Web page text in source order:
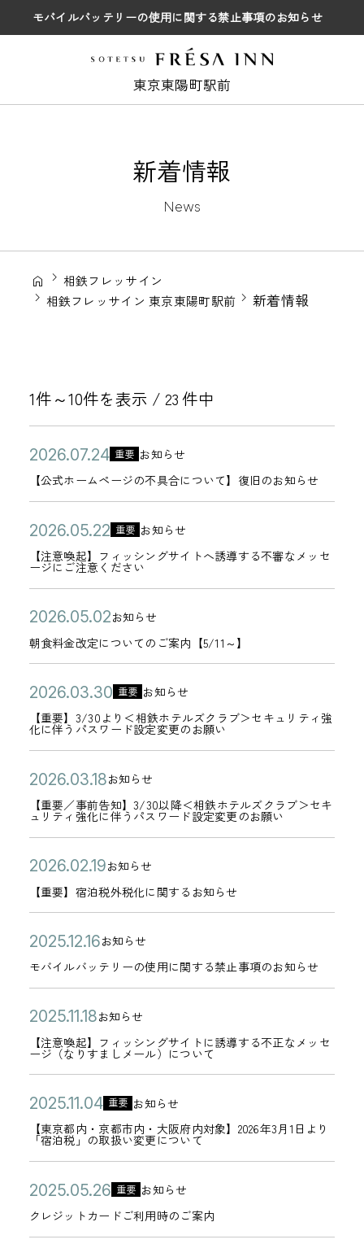
モバイルバッテリーの使用に関する禁止事項のお知らせ
東京東陽町駅前
新着情報
News
相鉄フレッサイン
相鉄フレッサイン 東京東陽町駅前
新着情報
1件～10件を表示 / 23件中
【公式ホームページの不具合について】復旧のお知らせ
公
開
日
2
0
2
6
年
0
7
月
2
4
日
カ
テ
リ
ー
重要 お知らせ
【
公
式
ホ
ー
ム
ペ
ー
ジ
の
不
具
合
つ
い
て
】
復
旧
お
知
ら
せ
【注意喚起】フィッシングサイトへ誘導する不審なメッセ
ージにご注意ください
公
開
日
2
0
年
0
5
月
2
2
カ
テ
ゴ
リ
ー
重要 お知らせ
【
注
意
起
】
フ
ィ
ッ
シ
グ
サ
イ
ト
へ
誘
導
す
る
審
な
メ
ッ
セ
ー
ジ
に
ご
注
朝食料金改定についてのご案内【5/11～】
公
開
日
2
0
2
6
年
0
5
月
0
カ
テ
リ
ー
お知らせ
朝
食
料
金
改
定
に
つ
い
て
ご
案
【
5
/
1
～
【重要】3/30より＜相鉄ホテルズクラブ＞セキュリティ強
化に伴うパスワード設定変更のお願い
公
開
日
2
0
2
年
0
3
月
0
カ
テ
ゴ
リ
ー
重要 お知らせ
【
重
要
3
/
3
0
り
相
鉄
テ
ル
ズ
ク
ラ
ブ
＞
セ
キ
ュ
【重要／事前告知】3/30以降＜相鉄ホテルズクラブ＞セキ
ュリティ強化に伴うパスワード設定変更のお願い
公
開
日
2
0
2
年
0
3
月
1
8
日
カ
テ
ゴ
リ
ー
お知らせ
【
重
要
事
前
告
知
】
3
/
0
降
＜
相
鉄
ホ
テ
【重要】宿泊税外税化に関するお知らせ
公
開
日
2
0
2
6
2
1
9
日
カ
テ
リ
ー
お知らせ
【
重
要
】
宿
泊
税
外
税
化
に
関
す
お
知
ら
モバイルバッテリーの使用に関する禁止事項のお知らせ
公
開
日
2
0
2
5
年
1
2
月
カ
テ
リ
ー
お知らせ
モ
バ
イ
ル
バ
ッ
テ
リ
ー
の
用
に
【注意喚起】フィッシングサイトに誘導する不正なメッセ
ージ（なりすましメール）について
公
開
日
2
0
年
1
月
カ
テ
ゴ
リ
ー
お知らせ
【
注
意
起
】
フ
ィ
ッ
シ
【東京都内・京都市内・大阪府内対象】2026年3月1日より
「宿泊税」の取扱い変更について
公
開
日
2
0
年
1
1
カ
テ
ゴ
リ
ー
重要 お知らせ
【
東
京
内
・
京
クレジットカードご利用時のご案内
公
開
日
2
0
2
カ
テ
重要 お知らせ
ク
レ
ジ